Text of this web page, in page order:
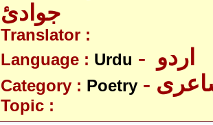
جوادئ
Translator :
Language : Urdu
Category : Poetry
Topic :